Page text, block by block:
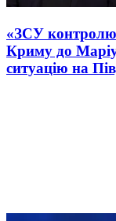
«ЗСУ
Криму до
ситуацію на